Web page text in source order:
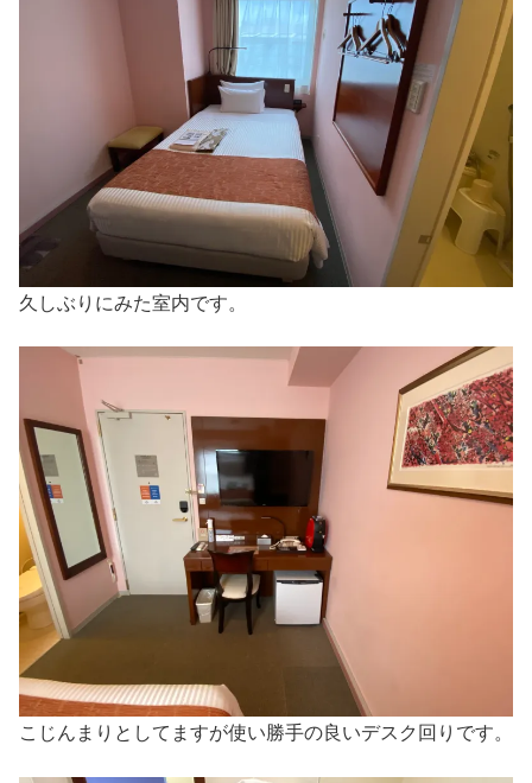
久しぶりにみた室内です。
こじんまりとしてますが使い勝手の良いデスク回りです。